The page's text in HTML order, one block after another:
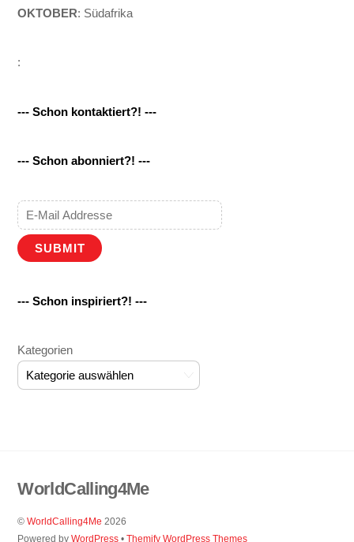
OKTOBER: Südafrika
:
--- Schon kontaktiert?! ---
--- Schon abonniert?! ---
SUBMIT
--- Schon inspiriert?! ---
Kategorien
WorldCalling4Me
©WorldCalling4Me 2026
Powered byWordPress •Themify WordPress Themes